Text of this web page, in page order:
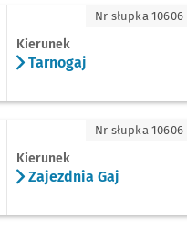
Kierunek
Tarnogaj
Nr słupka 10606
Kierunek
Zajezdnia Gaj
Nr słupka 10606